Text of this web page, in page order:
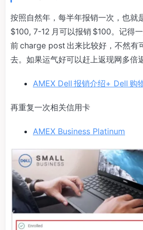
按照自然年，每半年报销一次，也就
$100, 7-12 月可以报销 $100。记得
前 charge post 出来比较好，不然有
去。如果运气好可以赶上返现网多倍
AMEX Dell 报销介绍+ Dell 购
再重复一次相关信用卡
AMEX Business Platinum